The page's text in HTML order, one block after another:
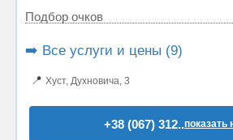
Подбор очков
➡️ Все услуги и цены (9)
📍 Хуст, Духновича, 3
+38 (067) 312..показать